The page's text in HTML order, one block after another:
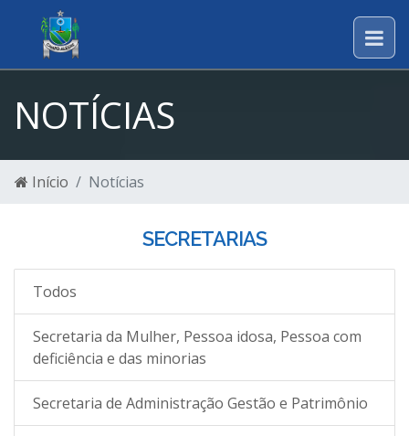
NOTÍCIAS
Início Notícias
SECRETARIAS
Todos
Secretaria da Mulher, Pessoa idosa, Pessoa com
deficiência e das minorias
Secretaria de Administração Gestão e Patrimônio